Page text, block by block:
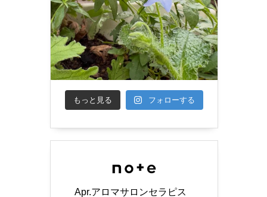
もっと見る フォローする
Apr.アロマサロンセラピス